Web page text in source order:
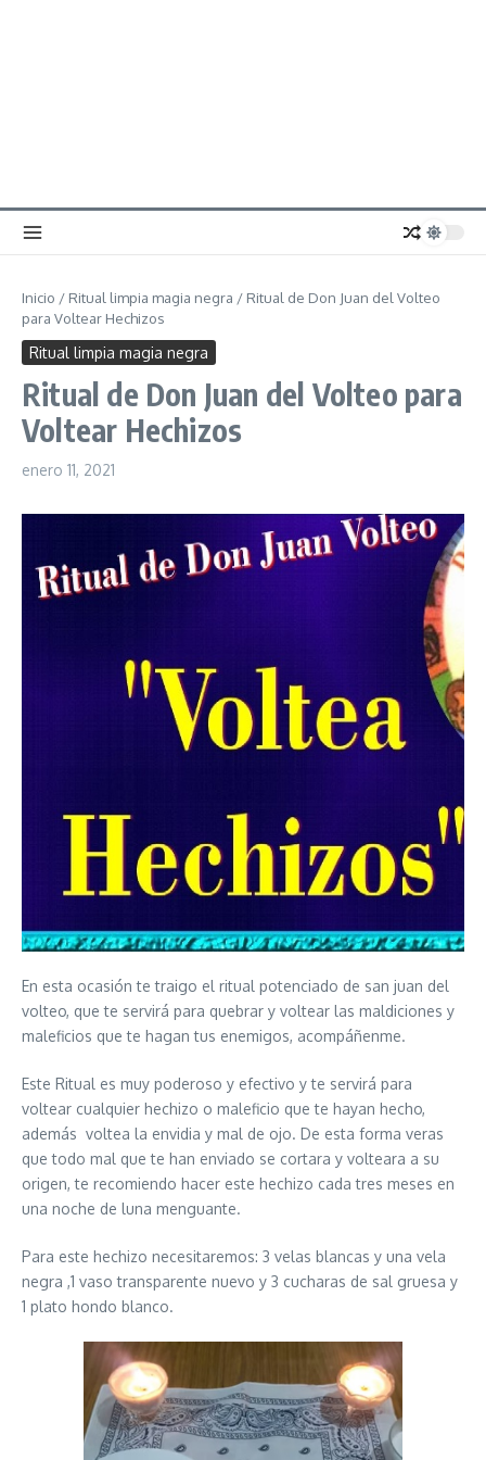
Inicio / Ritual limpia magia negra / Ritual de Don Juan del Volteo
para Voltear Hechizos
Ritual limpia magia negra
Ritual de Don Juan del Volteo para
Voltear Hechizos
enero 11, 2021
En esta ocasión te traigo el ritual potenciado de san juan del
volteo, que te servirá para quebrar y voltear las maldiciones y
maleficios que te hagan tus enemigos, acompáñenme.
Este Ritual es muy poderoso y efectivo y te servirá para
voltear cualquier hechizo o maleficio que te hayan hecho,
además voltea la envidia y mal de ojo. De esta forma veras
que todo mal que te han enviado se cortara y volteara a su
origen, te recomiendo hacer este hechizo cada tres meses en
una noche de luna menguante.
Para este hechizo necesitaremos: 3 velas blancas y una vela
negra ,1 vaso transparente nuevo y 3 cucharas de sal gruesa y
1 plato hondo blanco.